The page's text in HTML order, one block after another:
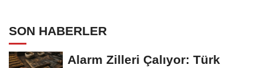
SON HABERLER
Alarm Zilleri Çalıyor: Türk